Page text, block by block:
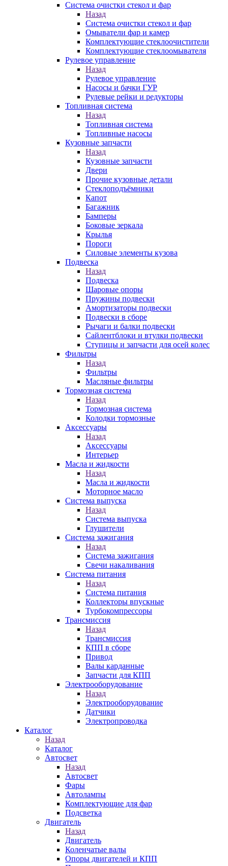
Система очистки стекол и фар
Назад
Система очистки стекол и фар
Омыватели фар и камер
Комплектующие стеклоочистители
Комплектующие стеклоомывателя
Рулевое управление
Назад
Рулевое управление
Насосы и бачки ГУР
Рулевые рейки и редукторы
Топливная система
Назад
Топливная система
Топливные насосы
Кузовные запчасти
Назад
Кузовные запчасти
Двери
Прочие кузовные детали
Стеклоподъёмники
Капот
Багажник
Бамперы
Боковые зеркала
Крылья
Пороги
Силовые элементы кузова
Подвеска
Назад
Подвеска
Шаровые опоры
Пружины подвески
Амортизаторы подвески
Подвески в сборе
Рычаги и балки подвески
Сайлентблоки и втулки подвески
Ступицы и запчасти для осей колес
Фильтры
Назад
Фильтры
Масляные фильтры
Тормозная система
Назад
Тормозная система
Колодки тормозные
Аксессуары
Назад
Аксессуары
Интерьер
Масла и жидкости
Назад
Масла и жидкости
Моторное масло
Система выпуска
Назад
Система выпуска
Глушители
Система зажигания
Назад
Система зажигания
Свечи накаливания
Система питания
Назад
Система питания
Коллекторы впускные
Турбокомпрессоры
Трансмиссия
Назад
Трансмиссия
КПП в сборе
Привод
Валы карданные
Запчасти для КПП
Электрооборудование
Назад
Электрооборудование
Датчики
Электропроводка
Каталог
Назад
Каталог
Автосвет
Назад
Автосвет
Фары
Автолампы
Комплектующие для фар
Подсветка
Двигатель
Назад
Двигатель
Коленчатые валы
Опоры двигателей и КПП